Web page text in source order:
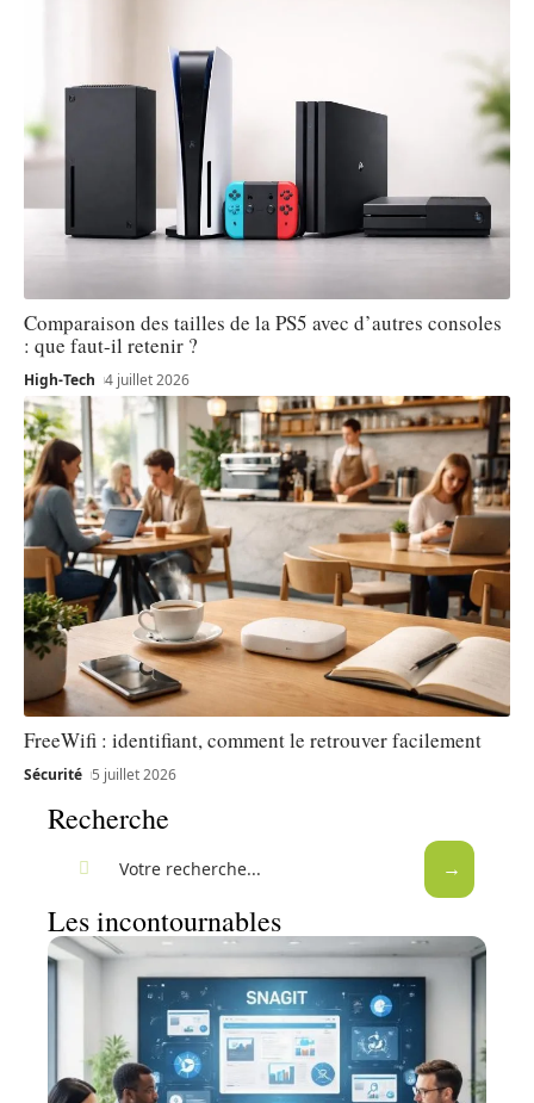
Comparaison des tailles de la PS5 avec d’autres consoles
: que faut-il retenir ?
High-Tech 4 juillet 2026
FreeWifi : identifiant, comment le retrouver facilement
Sécurité 5 juillet 2026
Recherche
Les incontournables